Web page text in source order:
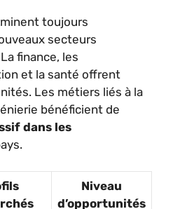
toujours
secteurs
finance, les
et la santé offrent
Les métiers liés à la
bénéficient de
dans les
Niveau
d’opportunités